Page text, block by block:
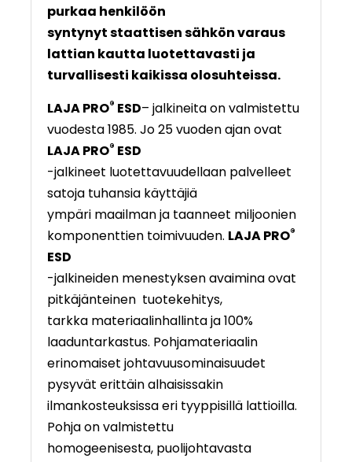
purkaa henkilöön
syntynyt staattisen sähkön varaus
lattian kautta luotettavasti ja
turvallisesti kaikissa olosuhteissa.
LAJA PRO® ESD– jalkineita on valmistettu
vuodesta 1985. Jo 25 vuoden ajan ovat
LAJA PRO® ESD
-jalkineet luotettavuudellaan palvelleet
satoja tuhansia käyttäjiä
ympäri maailman ja taanneet miljoonien
komponenttien toimivuuden. LAJA PRO®
ESD
-jalkineiden menestyksen avaimina ovat
pitkäjänteinen tuotekehitys,
tarkka materiaalinhallinta ja 100%
laaduntarkastus. Pohjamateriaalin
erinomaiset johtavuusominaisuudet
pysyvät erittäin alhaisissakin
ilmankosteuksissa eri tyyppisillä lattioilla.
Pohja on valmistettu
homogeenisesta, puolijohtavasta